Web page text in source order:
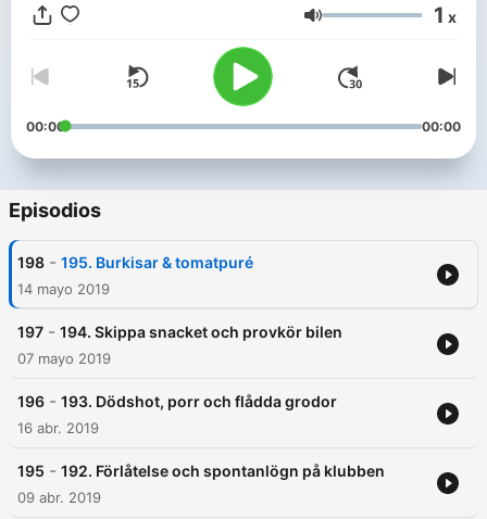
Volumen 1 x
00:00 00:00
Episodios
198 - 195. Burkisar & tomatpuré
14 mayo 2019
197 - 194. Skippa snacket och provkör bilen
07 mayo 2019
196 - 193. Dödshot, porr och flådda grodor
16 abr. 2019
195 - 192. Förlåtelse och spontanlögn på klubben
09 abr. 2019